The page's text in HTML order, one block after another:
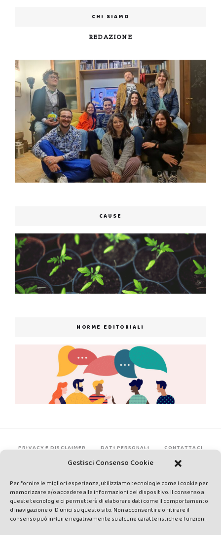
Gestisci Consenso Cookie
Per fornire le migliori esperienze, utilizziamo tecnologie come i cookie per
memorizzare e/o accedere alle informazioni del dispositivo. Il consenso a
queste tecnologie ci permetterà di elaborare dati come il comportamento
di navigazione o ID unici su questo sito. Non acconsentire o ritirare il
consenso può influire negativamente su alcune caratteristiche e funzioni.
CHI SIAMO
REDAZIONE
CAUSE
NORME EDITORIALI
PRIVACY E DISCLAIMER DATI PERSONALI CONTATTACI